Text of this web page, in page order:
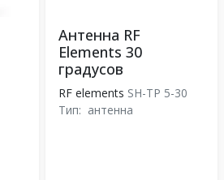
Антенна RF
Elements 30
градусов
RF elements SH-TP 5-30
Тип: антенна